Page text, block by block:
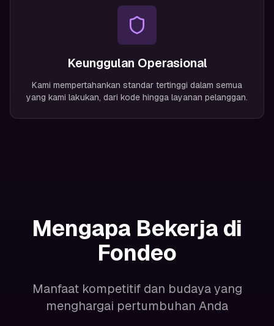
Keunggulan Operasional
Kami mempertahankan standar tertinggi dalam semua
yang kami lakukan, dari kode hingga layanan pelanggan.
Mengapa Bekerja di
Fondeo
Manfaat kompetitif dan budaya yang
menghargai pertumbuhan Anda